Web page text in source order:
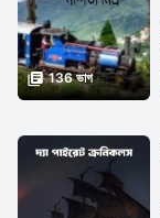
 136 ভাগ